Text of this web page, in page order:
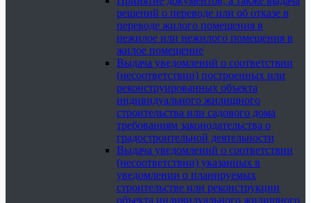
решений о переводе или об отказе в
переводе жилого помещения в
нежилое или нежилого помещения в
жилое помещение
Выдача уведомлений о соответствии
(несоответствии) построенных или
реконструированных объекта
индивидуального жилищного
строительства или садового дома
требованиям законодательства о
градостроительной деятельности
Выдача уведомлений о соответствии
(несоответствии) указанных в
уведомлении о планируемых
строительстве или реконструкции
объекта индивидуального жилищного